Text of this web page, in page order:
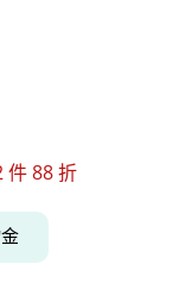
件 88 折